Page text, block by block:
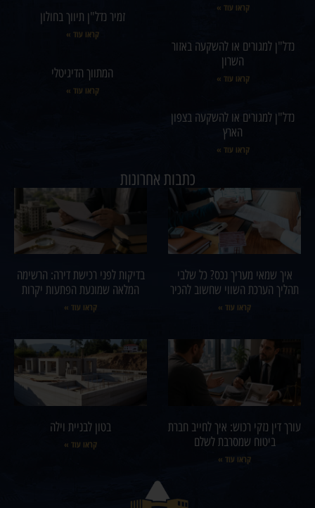
קראו עוד »
נדל"ן למגורים או להשקעה באזור
השרון
קראו עוד »
נדל"ן למגורים או להשקעה בצפון
הארץ
קראו עוד »
זמיר נדל"ן תיווך בחולון
קראו עוד »
המתווך הדיגיטלי
קראו עוד »
כתבות אחרונות
איך שמאי מעריך נכס? כל שלבי
תהליך הערכת השווי שחשוב להכיר
קראו עוד »
בדיקות לפני רכישת דירה: הרשימה
המלאה שמונעת הפתעות יקרות
קראו עוד »
עורך דין נזקי רכוש: איך לחייב חברת
ביטוח שמסרבת לשלם
קראו עוד »
בטון לבניית וילה
קראו עוד »